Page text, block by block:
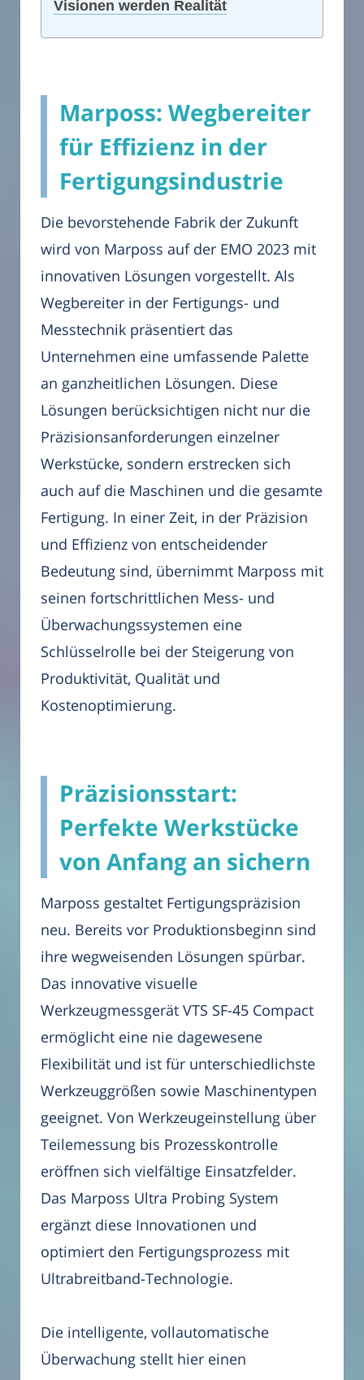
Visionen werden Realität
Marposs: Wegbereiter
für Effizienz in der
Fertigungsindustrie
Die bevorstehende Fabrik der Zukunft
wird von Marposs auf der EMO 2023 mit
innovativen Lösungen vorgestellt. Als
Wegbereiter in der Fertigungs- und
Messtechnik präsentiert das
Unternehmen eine umfassende Palette
an ganzheitlichen Lösungen. Diese
Lösungen berücksichtigen nicht nur die
Präzisionsanforderungen einzelner
Werkstücke, sondern erstrecken sich
auch auf die Maschinen und die gesamte
Fertigung. In einer Zeit, in der Präzision
und Effizienz von entscheidender
Bedeutung sind, übernimmt Marposs mit
seinen fortschrittlichen Mess- und
Überwachungssystemen eine
Schlüsselrolle bei der Steigerung von
Produktivität, Qualität und
Kostenoptimierung.
Präzisionsstart:
Perfekte Werkstücke
von Anfang an sichern
Marposs gestaltet Fertigungspräzision
neu. Bereits vor Produktionsbeginn sind
ihre wegweisenden Lösungen spürbar.
Das innovative visuelle
Werkzeugmessgerät VTS SF-45 Compact
ermöglicht eine nie dagewesene
Flexibilität und ist für unterschiedlichste
Werkzeuggrößen sowie Maschinentypen
geeignet. Von Werkzeugeinstellung über
Teilemessung bis Prozesskontrolle
eröffnen sich vielfältige Einsatzfelder.
Das Marposs Ultra Probing System
ergänzt diese Innovationen und
optimiert den Fertigungsprozess mit
Ultrabreitband-Technologie.
Die intelligente, vollautomatische
Überwachung stellt hier einen